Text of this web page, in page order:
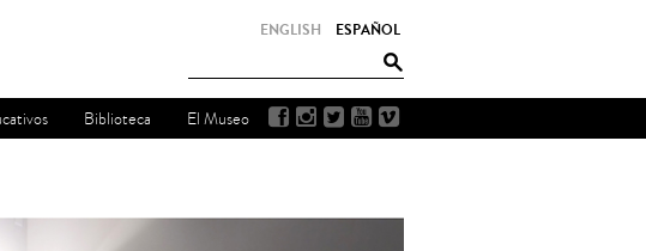
ESPAÑOL
ENGLISH
Biblioteca El Museo